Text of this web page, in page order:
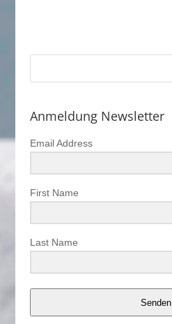
Anmeldung Newsletter
Email Address
First Name
Last Name
Senden